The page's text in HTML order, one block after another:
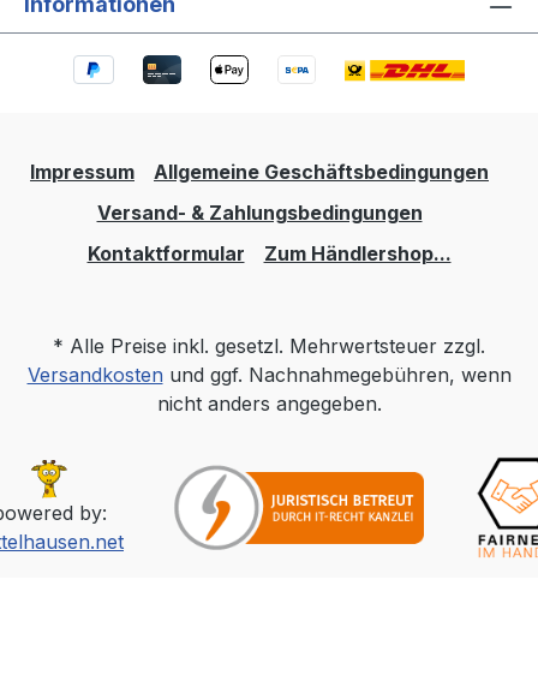
Impressum
Allgemeine Geschäftsbedingungen
Versand- & Zahlungsbedingungen
Kontaktformular
Zum Händlershop...
* Alle Preise inkl. gesetzl. Mehrwertsteuer zzgl.
Versandkostenund ggf. Nachnahmegebühren, wenn
nicht anders angegeben.
by: